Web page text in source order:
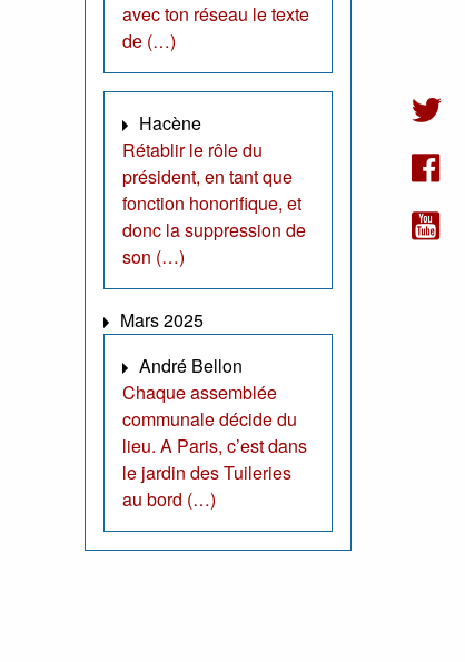
avec ton réseau le texte
de (…)
Hacène
Rétablir le rôle du
président, en tant que
fonction honorifique, et
donc la suppression de
son (…)
Mars 2025
André Bellon
Chaque assemblée
communale décide du
lieu. A Paris, c’est dans
le jardin des Tuileries
au bord (…)